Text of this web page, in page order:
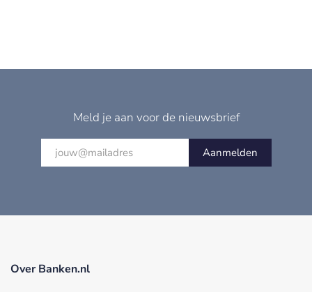
Meld je aan voor de nieuwsbrief
Aanmelden
Over Banken.nl